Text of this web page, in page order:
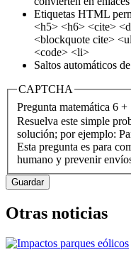
Etiquetas HTML
<h5> <h6> <cite>
<blockquote cite>
<code> <li>
Saltos automáticos
CAPTCHA
Pregunta matemática 6 +
Resuelva este simple
solución; por ejemplo:
Esta pregunta es para
humano y prevenir
Otras noticias